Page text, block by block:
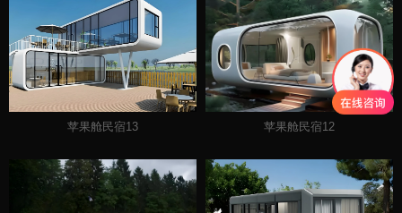
苹果舱民宿13 苹果舱民宿12